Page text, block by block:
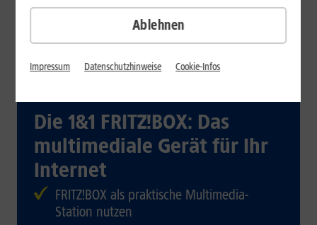
Die 1&1 FRITZ!BOX: Das
multimediale Gerät für Ihr
Internet
FRITZ!BOX als praktische Multimedia-
Station nutzen
Ablehnen
Impressum Datenschutzhinweise Cookie-Infos